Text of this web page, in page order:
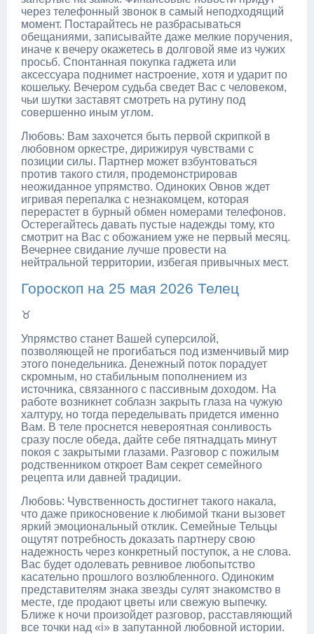
через телефонный звонок в самый неподходящий
момент. Постарайтесь не разбрасываться
обещаниями, записывайте даже мелкие поручения,
иначе к вечеру окажетесь в долговой яме из чужих
просьб. Спонтанная покупка гаджета или
аксессуара поднимет настроение, хотя и ударит по
кошельку. Вечером судьба сведет Вас с человеком,
чьи шутки заставят смотреть на рутину под
совершенно иным углом.
Любовь: Вам захочется быть первой скрипкой в
любовном оркестре, дирижируя чувствами с
позиции силы. Партнер может взбунтоваться
против такого стиля, продемонстрировав
неожиданное упрямство. Одиноких Овнов ждет
игривая перепалка с незнакомцем, которая
перерастет в бурный обмен номерами телефонов.
Остерегайтесь давать пустые надежды тому, кто
смотрит на Вас с обожанием уже не первый месяц.
Вечернее свидание лучше провести на
нейтральной территории, избегая привычных мест.
Гороскоп на 25 мая 2026 Телец
♉
Упрямство станет Вашей суперсилой,
позволяющей не прогибаться под изменчивый мир
этого понедельника. Денежный поток порадует
скромным, но стабильным пополнением из
источника, связанного с пассивным доходом. На
работе возникнет соблазн закрыть глаза на чужую
халтуру, но тогда переделывать придется именно
Вам. В теле проснется невероятная сонливость
сразу после обеда, дайте себе пятнадцать минут
покоя с закрытыми глазами. Разговор с пожилым
родственником откроет Вам секрет семейного
рецепта или давней традиции.
Любовь: Чувственность достигнет такого накала,
что даже прикосновение к любимой ткани вызовет
яркий эмоциональный отклик. Семейные Тельцы
ощутят потребность доказать партнеру свою
надежность через конкретный поступок, а не слова.
Вас будет одолевать ревнивое любопытство
касательно прошлого возлюбленного. Одиноким
представителям знака звезды сулят знакомство в
месте, где продают цветы или свежую выпечку.
Ближе к ночи произойдет разговор, расставляющий
все точки над «i» в запутанной любовной истории.